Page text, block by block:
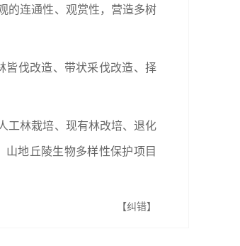
的连通性、观赏性，营造多树
皆伐改造、带状采伐改造、择
工林栽培、现有林改培、退化
地丘陵生物多样性保护项目
【纠错】